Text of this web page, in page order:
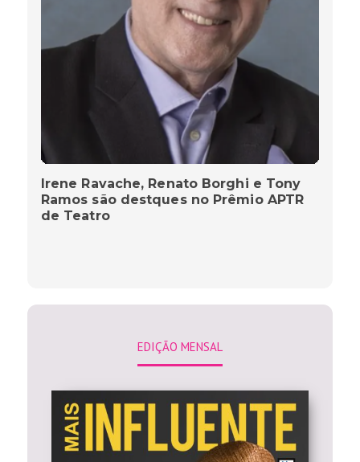
Irene Ravache, Renato Borghi e Tony
Ramos são destques no Prêmio APTR
de Teatro
EDIÇÃO MENSAL